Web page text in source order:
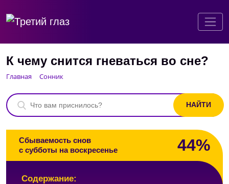
К чему снится гневаться во сне?
Главная Сонник
Сбываемость снов
с субботы на воскресенье
44%
Содержание: